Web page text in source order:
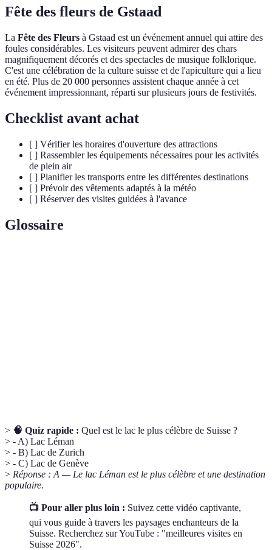
Fête des fleurs de Gstaad
La Fête des Fleurs à Gstaad est un événement annuel qui attire des
foules considérables. Les visiteurs peuvent admirer des chars
magnifiquement décorés et des spectacles de musique folklorique.
C'est une célébration de la culture suisse et de l'apiculture qui a lieu
en été. Plus de 20 000 personnes assistent chaque année à cet
événement impressionnant, réparti sur plusieurs jours de festivités.
Checklist avant achat
[ ] Vérifier les horaires d'ouverture des attractions
[ ] Rassembler les équipements nécessaires pour les activités
de plein air
[ ] Planifier les transports entre les différentes destinations
[ ] Prévoir des vêtements adaptés à la météo
[ ] Réserver des visites guidées à l'avance
Glossaire
> 🧠 Quiz rapide : Quel est le lac le plus célèbre de Suisse ?
> - A) Lac Léman
> - B) Lac de Zurich
> - C) Lac de Genève
> Réponse : A — Le lac Léman est le plus célèbre et une destination
populaire.
📺 Pour aller plus loin : Suivez cette vidéo captivante,
qui vous guide à travers les paysages enchanteurs de la
Suisse. Recherchez sur YouTube : "meilleures visites en
Suisse 2026".